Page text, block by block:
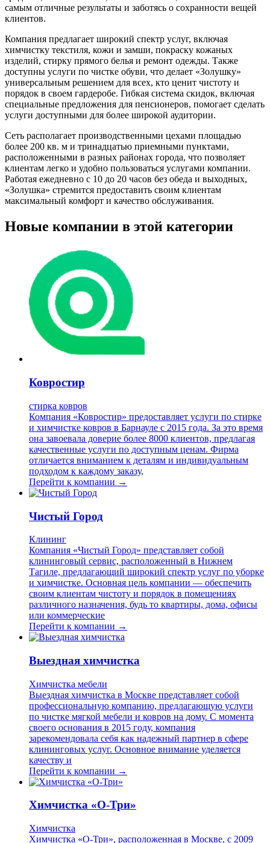
самым отличные результаты и заботясь о сохранности вещей
клиентов.
Компания предлагает широкий спектр услуг, включая
химчистку текстиля, кожи и замши, покраску кожаных
изделий, стирку прямого белья и ремонт одежды. Также
доступны услуги по чистке обуви, что делает «Золушку»
универсальным решением для всех, кто ценит чистоту и
порядок в своем гардеробе. Гибкая система скидок, включая
специальные предложения для пенсионеров, помогает сделать
услуги доступными для более широкой аудитории.
Сеть располагает производственными цехами площадью
более 200 кв. м и тринадцатью приемными пунктами,
расположенными в разных районах города, что позволяет
клиентам легко и удобно пользоваться услугами компании.
Работая ежедневно с 10 до 20 часов без обеда и выходных,
«Золушка» стремится предоставить своим клиентам
максимальный комфорт и качество обслуживания.
Новые компании в этой категории
Ковростир
стирка ковров
Компания «Ковростир» предоставляет услуги по стирке
и химчистке ковров в Барнауле с 2015 года. За это время
она завоевала доверие более 8000 клиентов, предлагая
качественные услуги по доступным ценам. Фирма
отличается вниманием к деталям и индивидуальным
подходом к каждому заказу,
Перейти к компании →
Чистый Город
Клининг
Компания «Чистый Город» представляет собой
клининговый сервис, расположенный в Нижнем
Тагиле, предлагающий широкий спектр услуг по уборке
и химчистке. Основная цель компании — обеспечить
своим клиентам чистоту и порядок в помещениях
различного назначения, будь то квартиры, дома, офисы
или коммерческие
Перейти к компании →
Выездная химчистка
Химчистка мебели
Выездная химчистка в Москве представляет собой
профессиональную компанию, предлагающую услуги
по чистке мягкой мебели и ковров на дому. С момента
своего основания в 2015 году, компания
зарекомендовала себя как надежный партнер в сфере
клининговых услуг. Основное внимание уделяется
качеству и
Перейти к компании →
Химчистка «О-Три»
Химчистка
Химчистка «О-Три», расположенная в Москве, с 2009